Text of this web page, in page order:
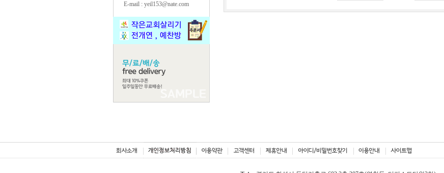
E-mail : yeil153@nate.com